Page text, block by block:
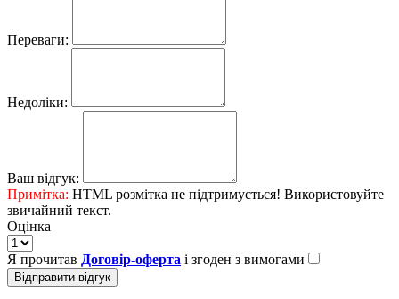
Переваги:
Недоліки:
Ваш відгук:
Примітка: HTML розмітка не підтримується! Використовуйте
звичайний текст.
Оцінка
Я прочитав Договір-оферта і згоден з вимогами
Відправити відгук